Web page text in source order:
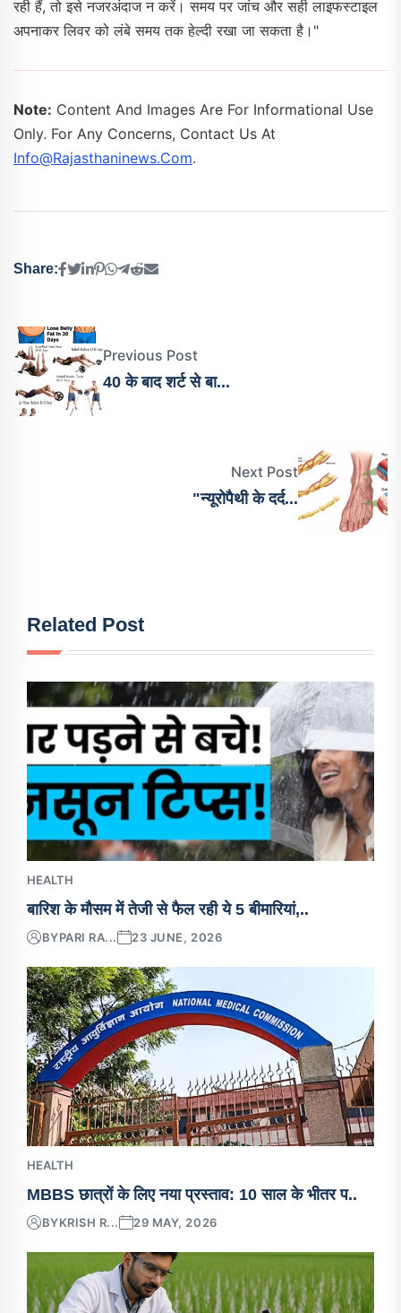
रही हैं, तो इसे नजरअंदाज न करें। समय पर जांच और सही लाइफस्टाइल
अपनाकर लिवर को लंबे समय तक हेल्दी रखा जा सकता है।"
Note: Content And Images Are For Informational Use
Only. For Any Concerns, Contact Us At
Info@rajasthaninews.com.
Share:
Previous Post
40 के बाद शर्ट से बा...
Next Post
"न्यूरोपैथी के दर्द...
Related Post
HEALTH
बारिश के मौसम में तेजी से फैल रही ये 5 बीमारियां,..
BYPARI RA... 23 JUNE, 2026
HEALTH
MBBS छात्रों के लिए नया प्रस्ताव: 10 साल के भीतर प..
BYKRISH R... 29 MAY, 2026